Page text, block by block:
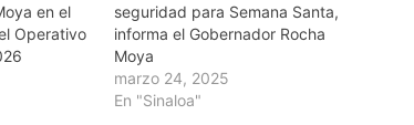
en el
Operativo
seguridad para Semana Santa,
informa el Gobernador Rocha
Moya
marzo 24, 2025
En "Sinaloa"